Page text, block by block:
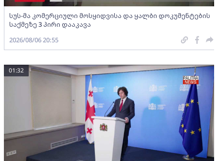
სუს-მა კომერციული მოსყიდვისა და ყალბი დოკუმენტების
საქმეზე 3 პირი დააკავა
2026/08/06 20:55
01:32